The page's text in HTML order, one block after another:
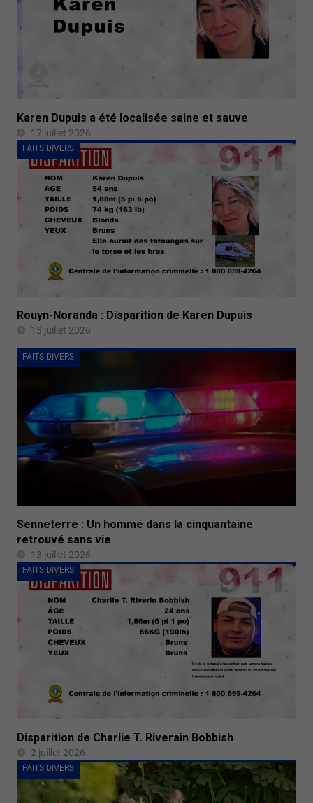
Karen Dupuis a été localisée saine et sauve
17 juillet 2026
FAITS DIVERS
Rouyn-Noranda : Disparition de Karen Dupuis
13 juillet 2026
FAITS DIVERS
Senneterre : Un homme dans la cinquantaine
retrouvé sans vie
13 juillet 2026
FAITS DIVERS
Disparition de Charlie T. Riverain Bobbish
2 juillet 2026
FAITS DIVERS